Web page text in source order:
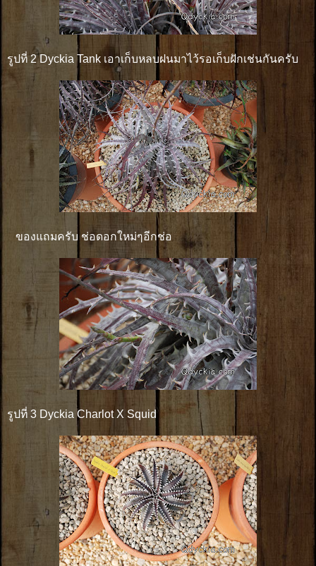
รูปที่ 2 Dyckia Tank เอาเก็บหลบฝนมาไว้รอเก็บฝักเช่นกันครับ
ของแถมครับ ช่อดอกใหม่ๆอีกช่อ
รูปที่ 3 Dyckia Charlot X Squid